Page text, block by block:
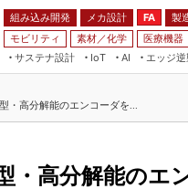
組み込み開発 メカ設計 FA 製
モビリティ 素材／化学 医療機器
サステナ設計
IoT
AI
エッジ
JIMTOF
IIFES
つながるクルマ
VR／AR
・高分解能のエンコーダを...
・高分解能のエ